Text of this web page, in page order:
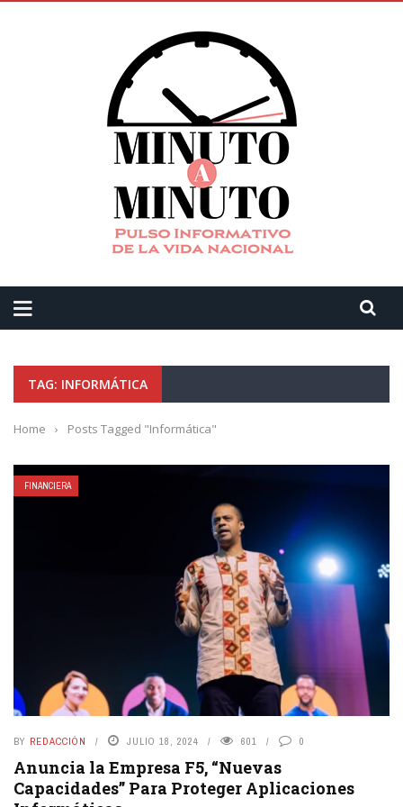
TAG: INFORMÁTICA
Home › Posts Tagged "Informática"
FINANCIERA
BY REDACCIÓN JULIO 18, 2024 601 0
Anuncia la Empresa F5, “Nuevas
Capacidades” Para Proteger Aplicaciones